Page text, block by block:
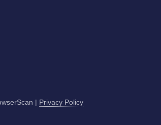
| Privacy Policy